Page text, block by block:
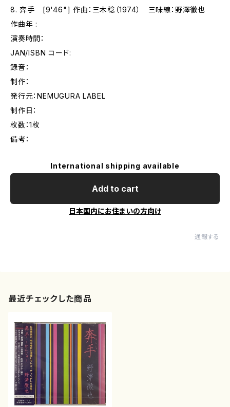
8. 奔手 [9'46"] 作曲：三木稔（1974） 三味線：野澤徹也
作曲年 :
演奏時間：
JAN/ISBN コード:
録音：
制作：
発行元：NEMUGURA LABEL
制作日：
枚数：1枚
備考：
International shipping available
Add to cart
日本国内にお住まいの方向け
通報する
最近チェックした商品